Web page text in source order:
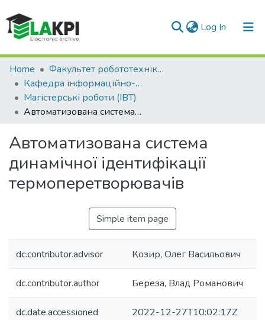
Log In (current)
Communities & Collections
All of DSpace
Statistics
Home
Факультет робототехніки та приладобудування (ФРП)
Кафедра інформаційно-вимірювальних технологій (ІВТ)
Магістерські роботи (ІВТ)
Автоматизована система динамічної ідентифікації термоперетворювачів
Автоматизована система
динамічної ідентифікації
термоперетворювачів
Simple item page
dc.contributor.advisor Козир, Олег Васильович
dc.contributor.author Береза, Влад Романович
dc.date.accessioned 2022-12-27T10:02:17Z